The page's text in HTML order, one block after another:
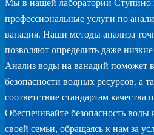
Мы в нашей лаборатории Ступино
профессиональные услуги по
ванадия. Наши методы анализа
позволяют определить даже
Анализ воды на ванадий поможет
безопасности водных ресурсов, а
соответствие стандартам качества
Обеспечивайте безопасность воды
своей семьи, обращаясь к нам за